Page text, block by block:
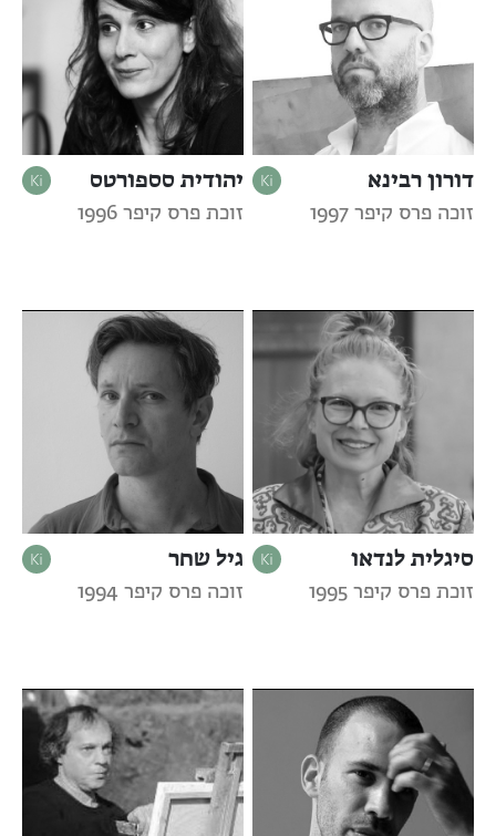
דורון רבינא
זוכה פרס קיפר 1997
יהודית סספורטס
זוכת פרס קיפר 1996
סיגלית לנדאו
זוכת פרס קיפר 1995
גיל שחר
זוכה פרס קיפר 1994